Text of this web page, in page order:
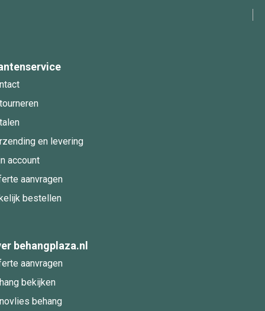
en levering
account
aanvragen
bestellen
behangplaza.nl
aanvragen
bekijken
behang